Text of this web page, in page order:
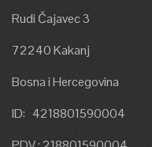
Rudi Čajavec 3
72240 Kakanj
Bosna i Hercegovina
ID: 4218801590004